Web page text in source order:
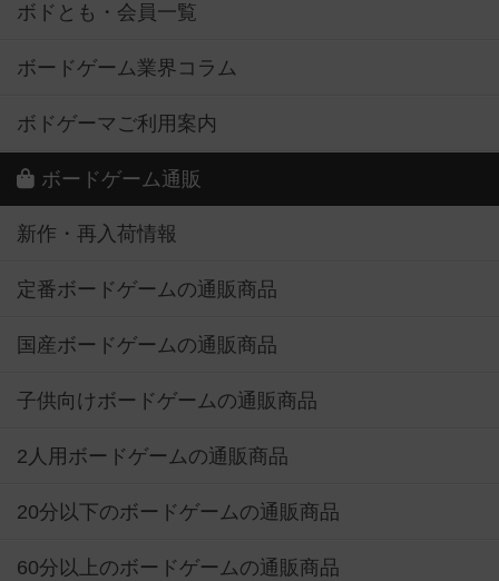
ボドとも・会員一覧
ボードゲーム業界コラム
ボドゲーマご利用案内
ボードゲーム通販
新作・再入荷情報
定番ボードゲームの通販商品
国産ボードゲームの通販商品
子供向けボードゲームの通販商品
2人用ボードゲームの通販商品
20分以下のボードゲームの通販商品
60分以上のボードゲームの通販商品